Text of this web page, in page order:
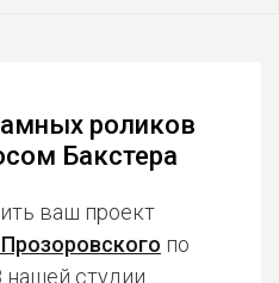
роликов
Бакстера
ваш проект
по
нашей студии